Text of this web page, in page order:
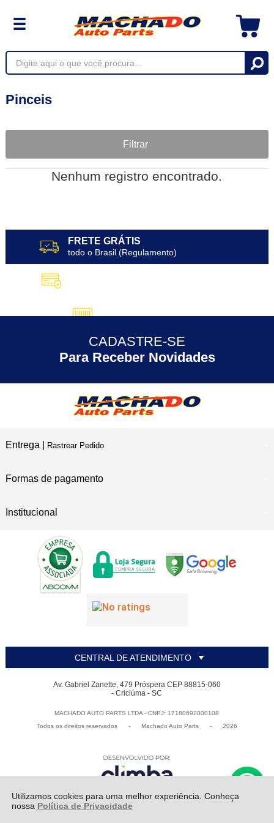
Utilizamos cookies para uma melhor experiência. Conheça
nossa Política de Privacidade
Pinceis
Filtrar
Nenhum registro encontrado.
FRETE GRÁTIS
todo o Brasil (Regulamento)
5% DESCONTO no Pix
30 ANOS
CADASTRE-SE
Para Receber Novidades
Entrega | Rastrear Pedido
Formas de pagamento
Institucional
CENTRAL DE ATENDIMENTO
Av. Gabriel Zanette, 479 Próspera CEP 88815-060
- Criciúma - SC
MACHADO AUTO PARTS LTDA - CNPJ: 17180692000108
Todos os direitos reservados
- Machado Auto Parts - 2026